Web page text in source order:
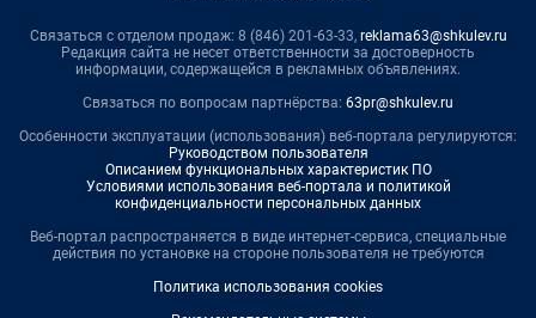
Связаться с отделом продаж: 8 (846) 201-63-33, reklama63@shkulev.ru
Редакция сайта не несет ответственности за достоверность
информации, содержащейся в рекламных объявлениях.
Связаться по вопросам партнёрства: 63pr@shkulev.ru
Особенности эксплуатации (использования) веб-портала регулируются:
Руководством пользователя
Описанием функциональных характеристик ПО
Условиями использования веб-портала и политикой
конфиденциальности персональных данных
Веб-портал распространяется в виде интернет-сервиса, специальные
действия по установке на стороне пользователя не требуются
Политика использования cookies